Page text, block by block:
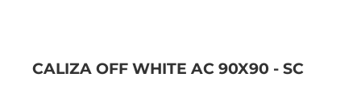
CALIZA OFF WHITE AC 90X90 - SC